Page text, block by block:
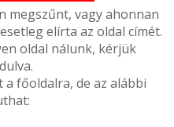
megszűnt, vagy ahonnan
elírta az oldal címét.
oldal nálunk, kérjük
főoldalra, de az alábbi